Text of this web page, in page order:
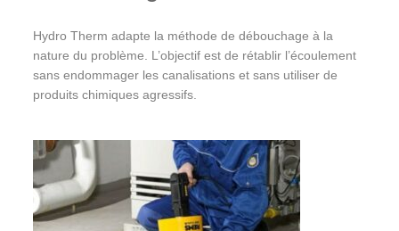
Hydro Therm adapte la méthode de débouchage à la
nature du problème. L’objectif est de rétablir l’écoulement
sans endommager les canalisations et sans utiliser de
produits chimiques agressifs.